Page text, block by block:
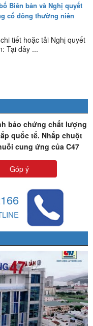
Biên bản và Nghị quyết
cổ đông thường niên
tiết hoặc tải Nghị quyết
Tại đây ...
bảo chứng chất lượng
quốc tế. Nhấp chuột
cung ứng của C47
Góp ý